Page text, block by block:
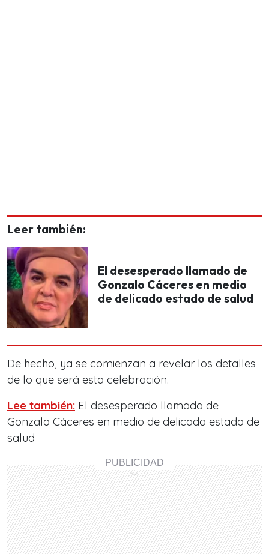
Leer también:
El desesperado llamado de
Gonzalo Cáceres en medio
de delicado estado de salud
De hecho, ya se comienzan a revelar los detalles
de lo que será esta celebración.
Lee también: El desesperado llamado de
Gonzalo Cáceres en medio de delicado estado de
salud